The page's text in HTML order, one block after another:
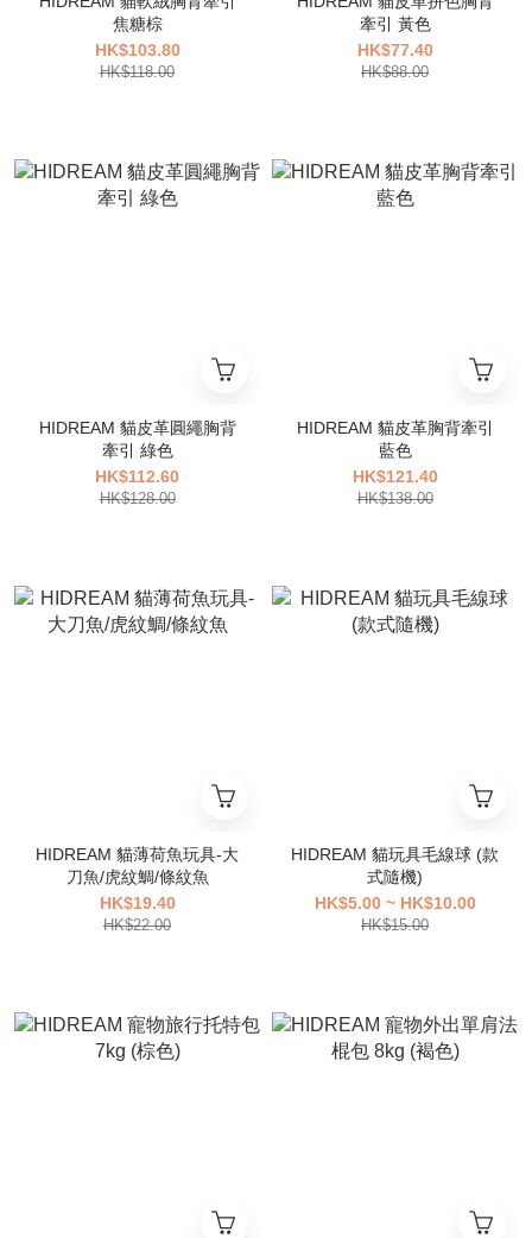
焦糖棕
HK$103.80
HK$118.00
牽引 黃色
HK$77.40
HK$88.00
HIDREAM 貓皮革圓繩胸背
牽引 綠色
HK$112.60
HK$128.00
HIDREAM 貓皮革胸背牽引
藍色
HK$121.40
HK$138.00
HIDREAM 貓薄荷魚玩具-大
刀魚/虎紋鯛/條紋魚
HK$19.40
HK$22.00
HIDREAM 貓玩具毛線球 (款
式隨機)
HK$5.00 ~ HK$10.00
HK$15.00